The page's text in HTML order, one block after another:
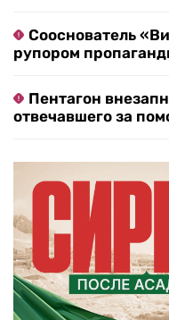
Сооснователь
рупором
Пентагон
отвечавшего за